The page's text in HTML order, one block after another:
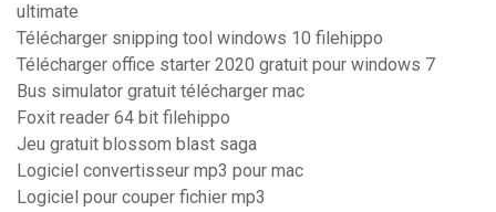
ultimate
Télécharger snipping tool windows 10 filehippo
Télécharger office starter 2020 gratuit pour windows 7
Bus simulator gratuit télécharger mac
Foxit reader 64 bit filehippo
Jeu gratuit blossom blast saga
Logiciel convertisseur mp3 pour mac
Logiciel pour couper fichier mp3